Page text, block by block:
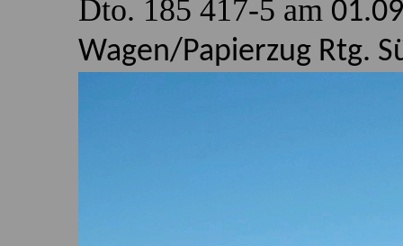
Dto. 185 417-5 am
Wagen/Papierzug Rtg.